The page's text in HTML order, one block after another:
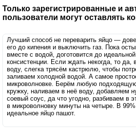
Только зарегистрированные и
пользователи могут оставлять
Лучший способ не переварить яйцо —
его до кипения и выключить газ. Пока
вместе с водой, доготовится до идеальной
консистенции. Если ждать некогда, то да,
воду, слегка трясём кастрюлю, чтобы
заливаем холодной водой. А самое
микроволновке. Берём любую
кружку, наливаем в неё воду, добавляем
соевый соус, да что угодно, разбиваем в
в микроволновку минуты на четыре. В
идеальное яйцо пашот.